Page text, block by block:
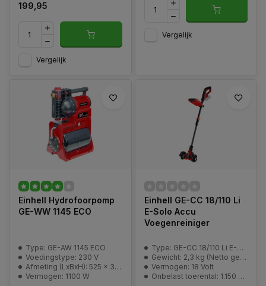
199,95
Vergelijk
Vergelijk
Einhell Hydrofoorpomp
GE-WW 1145 ECO
Type: GE-AW 1145 ECO
Voedingstype: 230 V
Afmeting (LxBxH): 525 x 330 x 728 mm
Vermogen: 1100 W
Einhell GE-CC 18/110 Li
E-Solo Accu
Voegenreiniger
Type: GE-CC 18/110 Li E-Solo
Gewicht: 2,3 kg (Netto gewicht)
Vermogen: 18 Volt
Onbelast toerental: 1.150 - 1.500 t/min